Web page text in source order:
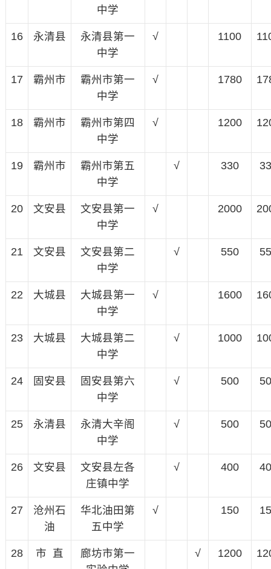
中学
16 永清县
永清县第一
中学
√ 1100
17 霸州市
霸州市第一
中学
√ 1780
18 霸州市
霸州市第四
中学
√ 1200
19 霸州市
霸州市第五
中学
√ 330
20 文安县
文安县第一
中学
√ 2000
21 文安县
文安县第二
中学
√ 550
22 大城县
大城县第一
中学
√ 1600
23 大城县
大城县第二
中学
√ 1000
24 固安县
固安县第六
中学
√ 500
25 永清县
永清大辛阁
中学
√ 500
26 文安县
文安县左各
庄镇中学
√ 400
27
沧州石
油
华北油田第
五中学
√ 150
28 市 直
廊坊市第一
√ 1200